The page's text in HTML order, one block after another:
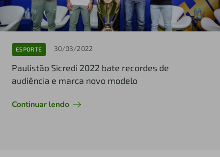
ESPORTE 30/03/2022
Paulistão Sicredi 2022 bate recordes de
audiência e marca novo modelo
Continuar lendo